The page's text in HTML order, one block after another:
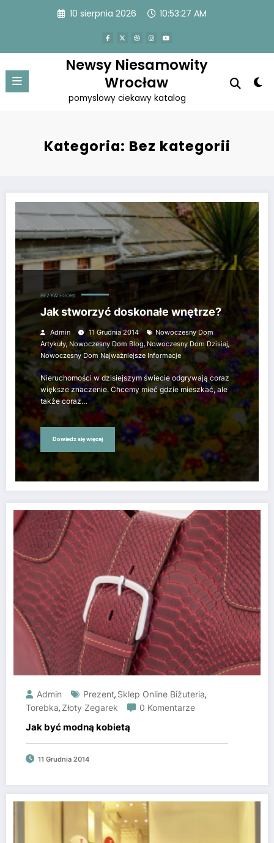
10 sierpnia 2026 10:53:28 AM
Newsy Niesamowity
Wrocław
pomyslowy ciekawy katalog
Kategoria: Bez kategorii
Jak stworzyć doskonałe wnętrze?
BEZ KATEGORII
Jak stworzyć doskonałe wnętrze?
Admin 11 Grudnia 2014
Nowoczesny Dom
Artykuły,Nowoczesny Dom Blog,Nowoczesny Dom Dzisiaj,
Nowoczesny Dom Najważniejsze Informacje
Nieruchomości w dzisiejszym świecie odgrywają coraz
większe znaczenie. Chcemy mieć gdzie mieszkać, ale
także coraz…
Dowiedz się więcej
Admin Prezent, Sklep Online Biżuteria,
Torebka, Złoty Zegarek 0 Komentarze
Jak być modną kobietą
11 Grudnia 2014